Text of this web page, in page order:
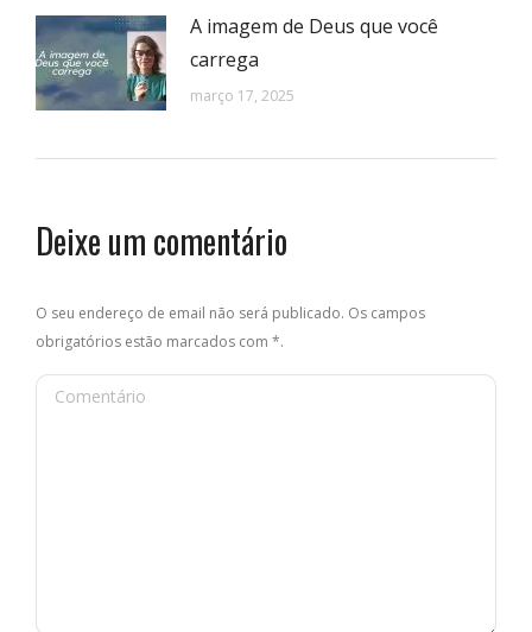
A imagem de Deus que você
carrega
março 17, 2025
Deixe um comentário
O seu endereço de email não será publicado. Os campos
obrigatórios estão marcados com *.
Comentário